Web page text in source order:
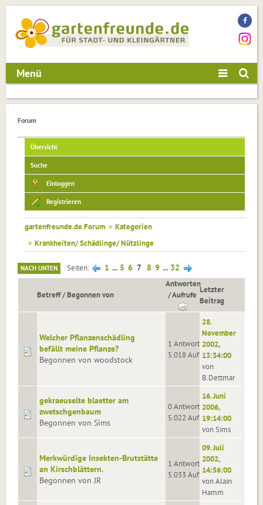
Menü
Forum
Übersicht
Suche
Einloggen
Registrieren
gartenfreunde.de Forum » Kategorien
» Krankheiten/ Schädlinge/ Nützlinge
NACH UNTEN Seiten 1 ... 5 6 7 8 9 ... 32
Betreff/Begonnen von
Antworten
/Aufrufe
Letzter
Beitrag
Welcher Pflanzenschädling
befällt meine Pflanze?
Begonnen von woodstock
1 Antworten
5.018 Aufrufe
28.
November
2002,
13:34:00
von
B.Dettmar
gekraeuselte blaetter am
zwetschgenbaum
Begonnen von Sims
0 Antworten
5.022 Aufrufe
16. Juni
2006,
19:14:00
von Sims
Merkwürdige Insekten-Brutstätte
an Kirschblättern.
Begonnen von JR
1 Antworten
5.033 Aufrufe
09. Juli
2002,
14:56:00
von Alain
Hamm